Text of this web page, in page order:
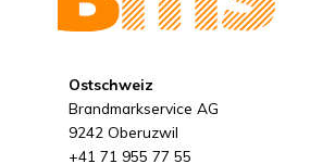
Ostschweiz
Brandmarkservice AG
9242 Oberuzwil
+41 71 955 77 55